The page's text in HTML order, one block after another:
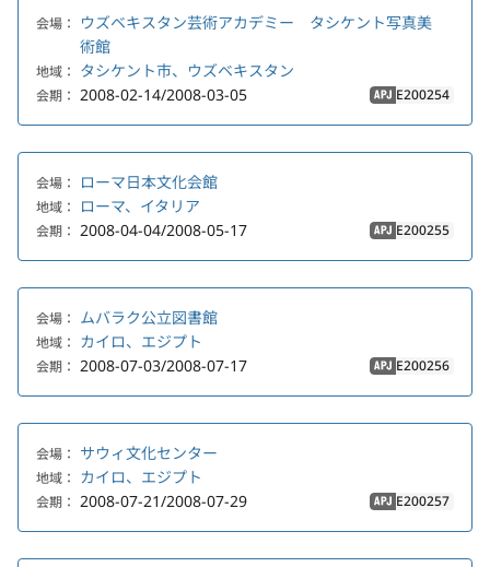
会場：
ウズベキスタン芸術アカデミー タシケント写真美
術館
地域： タシケント市、ウズベキスタン
会期： 2008-02-14/2008-03-05 APJ E200254
会場： ローマ日本文化会館
地域： ローマ、イタリア
会期： 2008-04-04/2008-05-17 APJ E200255
会場： ムバラク公立図書館
地域： カイロ、エジプト
会期： 2008-07-03/2008-07-17 APJ E200256
会場： サウィ文化センター
地域： カイロ、エジプト
会期： 2008-07-21/2008-07-29 APJ E200257